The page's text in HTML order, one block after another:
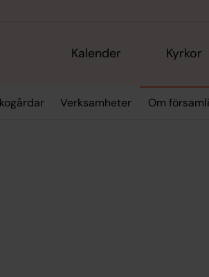
Kalender Kyrkor
Verksamheter Om